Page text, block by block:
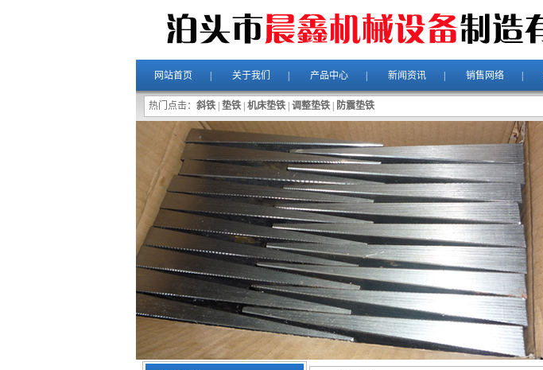
网站首页 关于我们 产品中心 新闻资讯 销售网络
热门点击： 斜铁| 垫铁| 机床垫铁| 调整垫铁| 防震垫铁